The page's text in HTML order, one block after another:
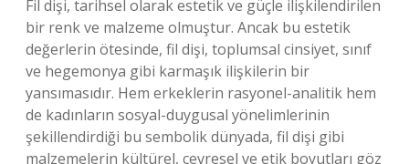
Fil dişi, tarihsel olarak estetik ve güçle ilişkilendirilen
bir renk ve malzeme olmuştur. Ancak bu estetik
değerlerin ötesinde, fil dişi, toplumsal cinsiyet, sınıf
ve hegemonya gibi karmaşık ilişkilerin bir
yansımasıdır. Hem erkeklerin rasyonel-analitik hem
de kadınların sosyal-duygusal yönelimlerinin
şekillendirdiği bu sembolik dünyada, fil dişi gibi
malzemelerin kültürel, çevresel ve etik boyutları göz